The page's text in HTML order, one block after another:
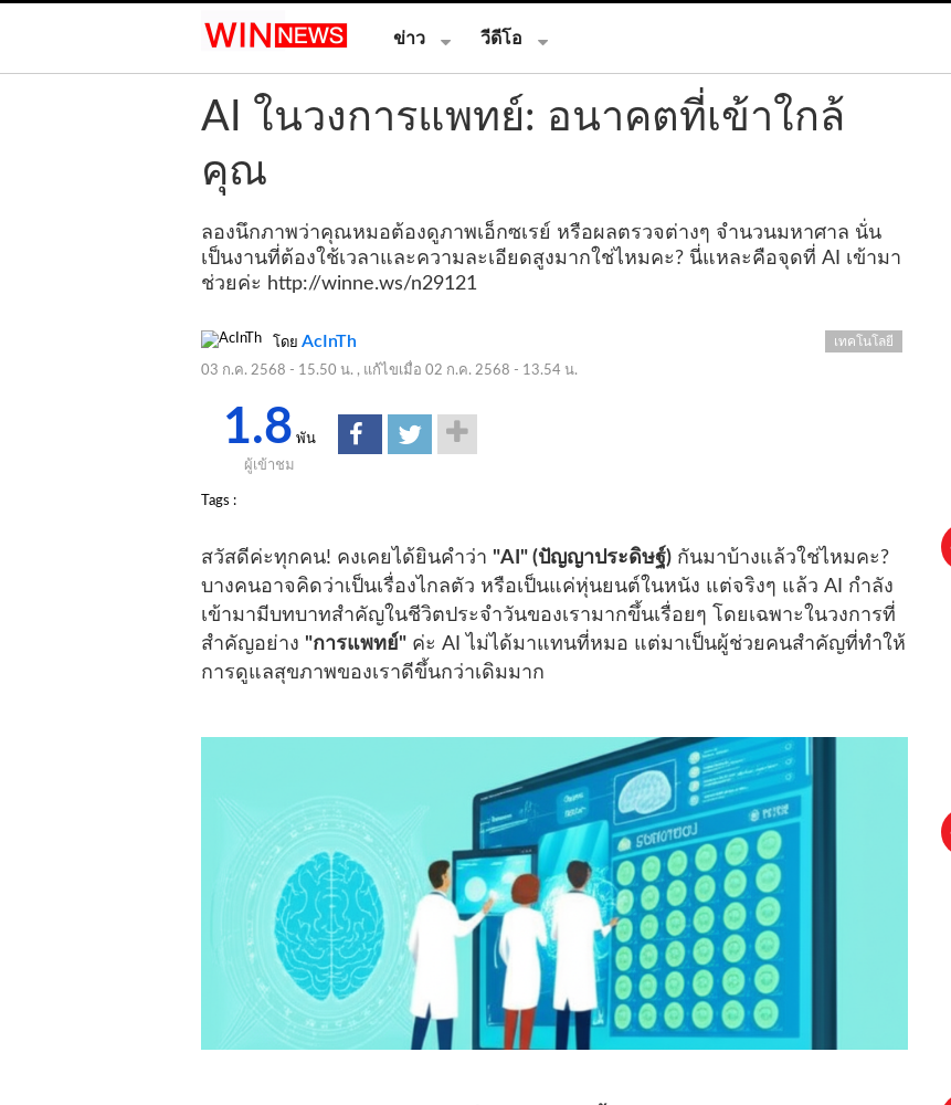
ข่าว วีดีโอ
AI ในวงการแพทย์: อนาคตที่เข้าใกล้
คุณ
ลองนึกภาพว่าคุณหมอต้องดูภาพเอ็กซเรย์ หรือผลตรวจต่างๆ จำนวนมหาศาล นั่น
เป็นงานที่ต้องใช้เวลาและความละเอียดสูงมากใช่ไหมคะ? นี่แหละคือจุดที่ AI เข้ามา
ช่วยค่ะ http://winne.ws/n29121
โดย AcInTh
03 ก.ค. 2568 - 15.50 น. , แก้ไขเมื่อ 02 ก.ค. 2568 - 13.54 น.
เทคโนโลยี
1.8 พัน
ผู้เข้าชม
Tags :
สวัสดีค่ะทุกคน! คงเคยได้ยินคำว่า "AI" (ปัญญาประดิษฐ์) กันมาบ้างแล้วใช่ไหมคะ?
บางคนอาจคิดว่าเป็นเรื่องไกลตัว หรือเป็นแค่หุ่นยนต์ในหนัง แต่จริงๆ แล้ว AI กำลัง
เข้ามามีบทบาทสำคัญในชีวิตประจำวันของเรามากขึ้นเรื่อยๆ โดยเฉพาะในวงการที่
สำคัญอย่าง "การแพทย์" ค่ะ AI ไม่ได้มาแทนที่หมอ แต่มาเป็นผู้ช่วยคนสำคัญที่ทำให้
การดูแลสุขภาพของเราดีขึ้นกว่าเดิมมาก